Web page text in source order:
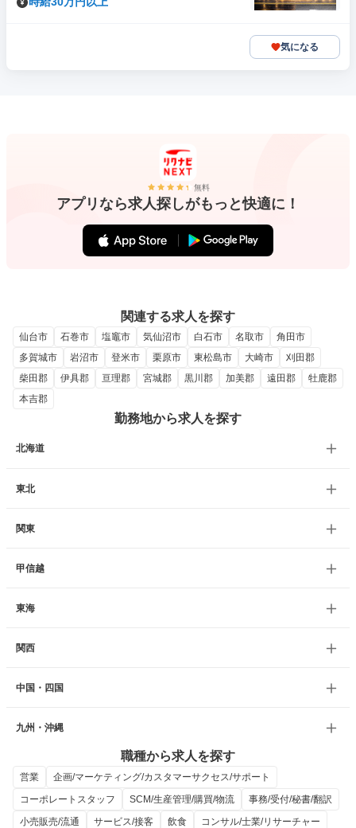
気になる
無料
アプリなら求人探しがもっと快適に！
関連する求人を探す
仙台市 石巻市 塩竈市 気仙沼市 白石市 名取市
角田市
多賀城市
岩沼市 登米市 栗原市 東松島市 大崎市
刈田郡
柴田郡
伊具郡 亘理郡 宮城郡 黒川郡 加美郡 遠田郡
牡鹿郡
本吉郡
勤務地から求人を探す
北海道
東北
関東
甲信越
東海
関西
中国・四国
九州・沖縄
職種から求人を探す
営業
企画/マーケティング/カスタマーサクセス/サポート
コーポレートスタッフ
SCM/生産管理/購買/物流
事務/受付/秘書/翻訳
小売販売/流通
サービス/接客 飲食
コンサル/士業/リサーチャー